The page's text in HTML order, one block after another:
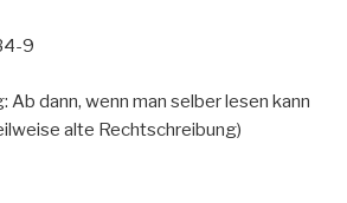
9
Ab dann, wenn man selber lesen kann
alte Rechtschreibung)